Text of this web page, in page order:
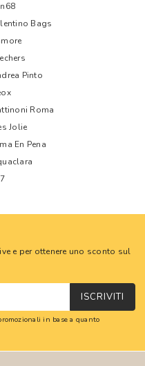
Bags
Pinto
Roma
Jolie
En Pena
e per ottenere uno sconto sul
ISCRIVITI
in base a quanto